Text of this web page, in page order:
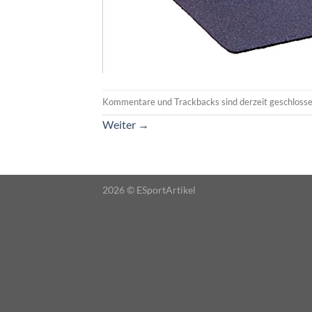
Kommentare und Trackbacks sind derzeit
Weiter →
2026 © ESportArtikel